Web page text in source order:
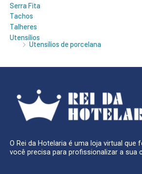
Serra Fita
Tachos
Talheres
Utensílios
Utensílios de porcelana
O Rei da Hotelaria é uma loja virtual que
você precisa para profissionalizar a sua